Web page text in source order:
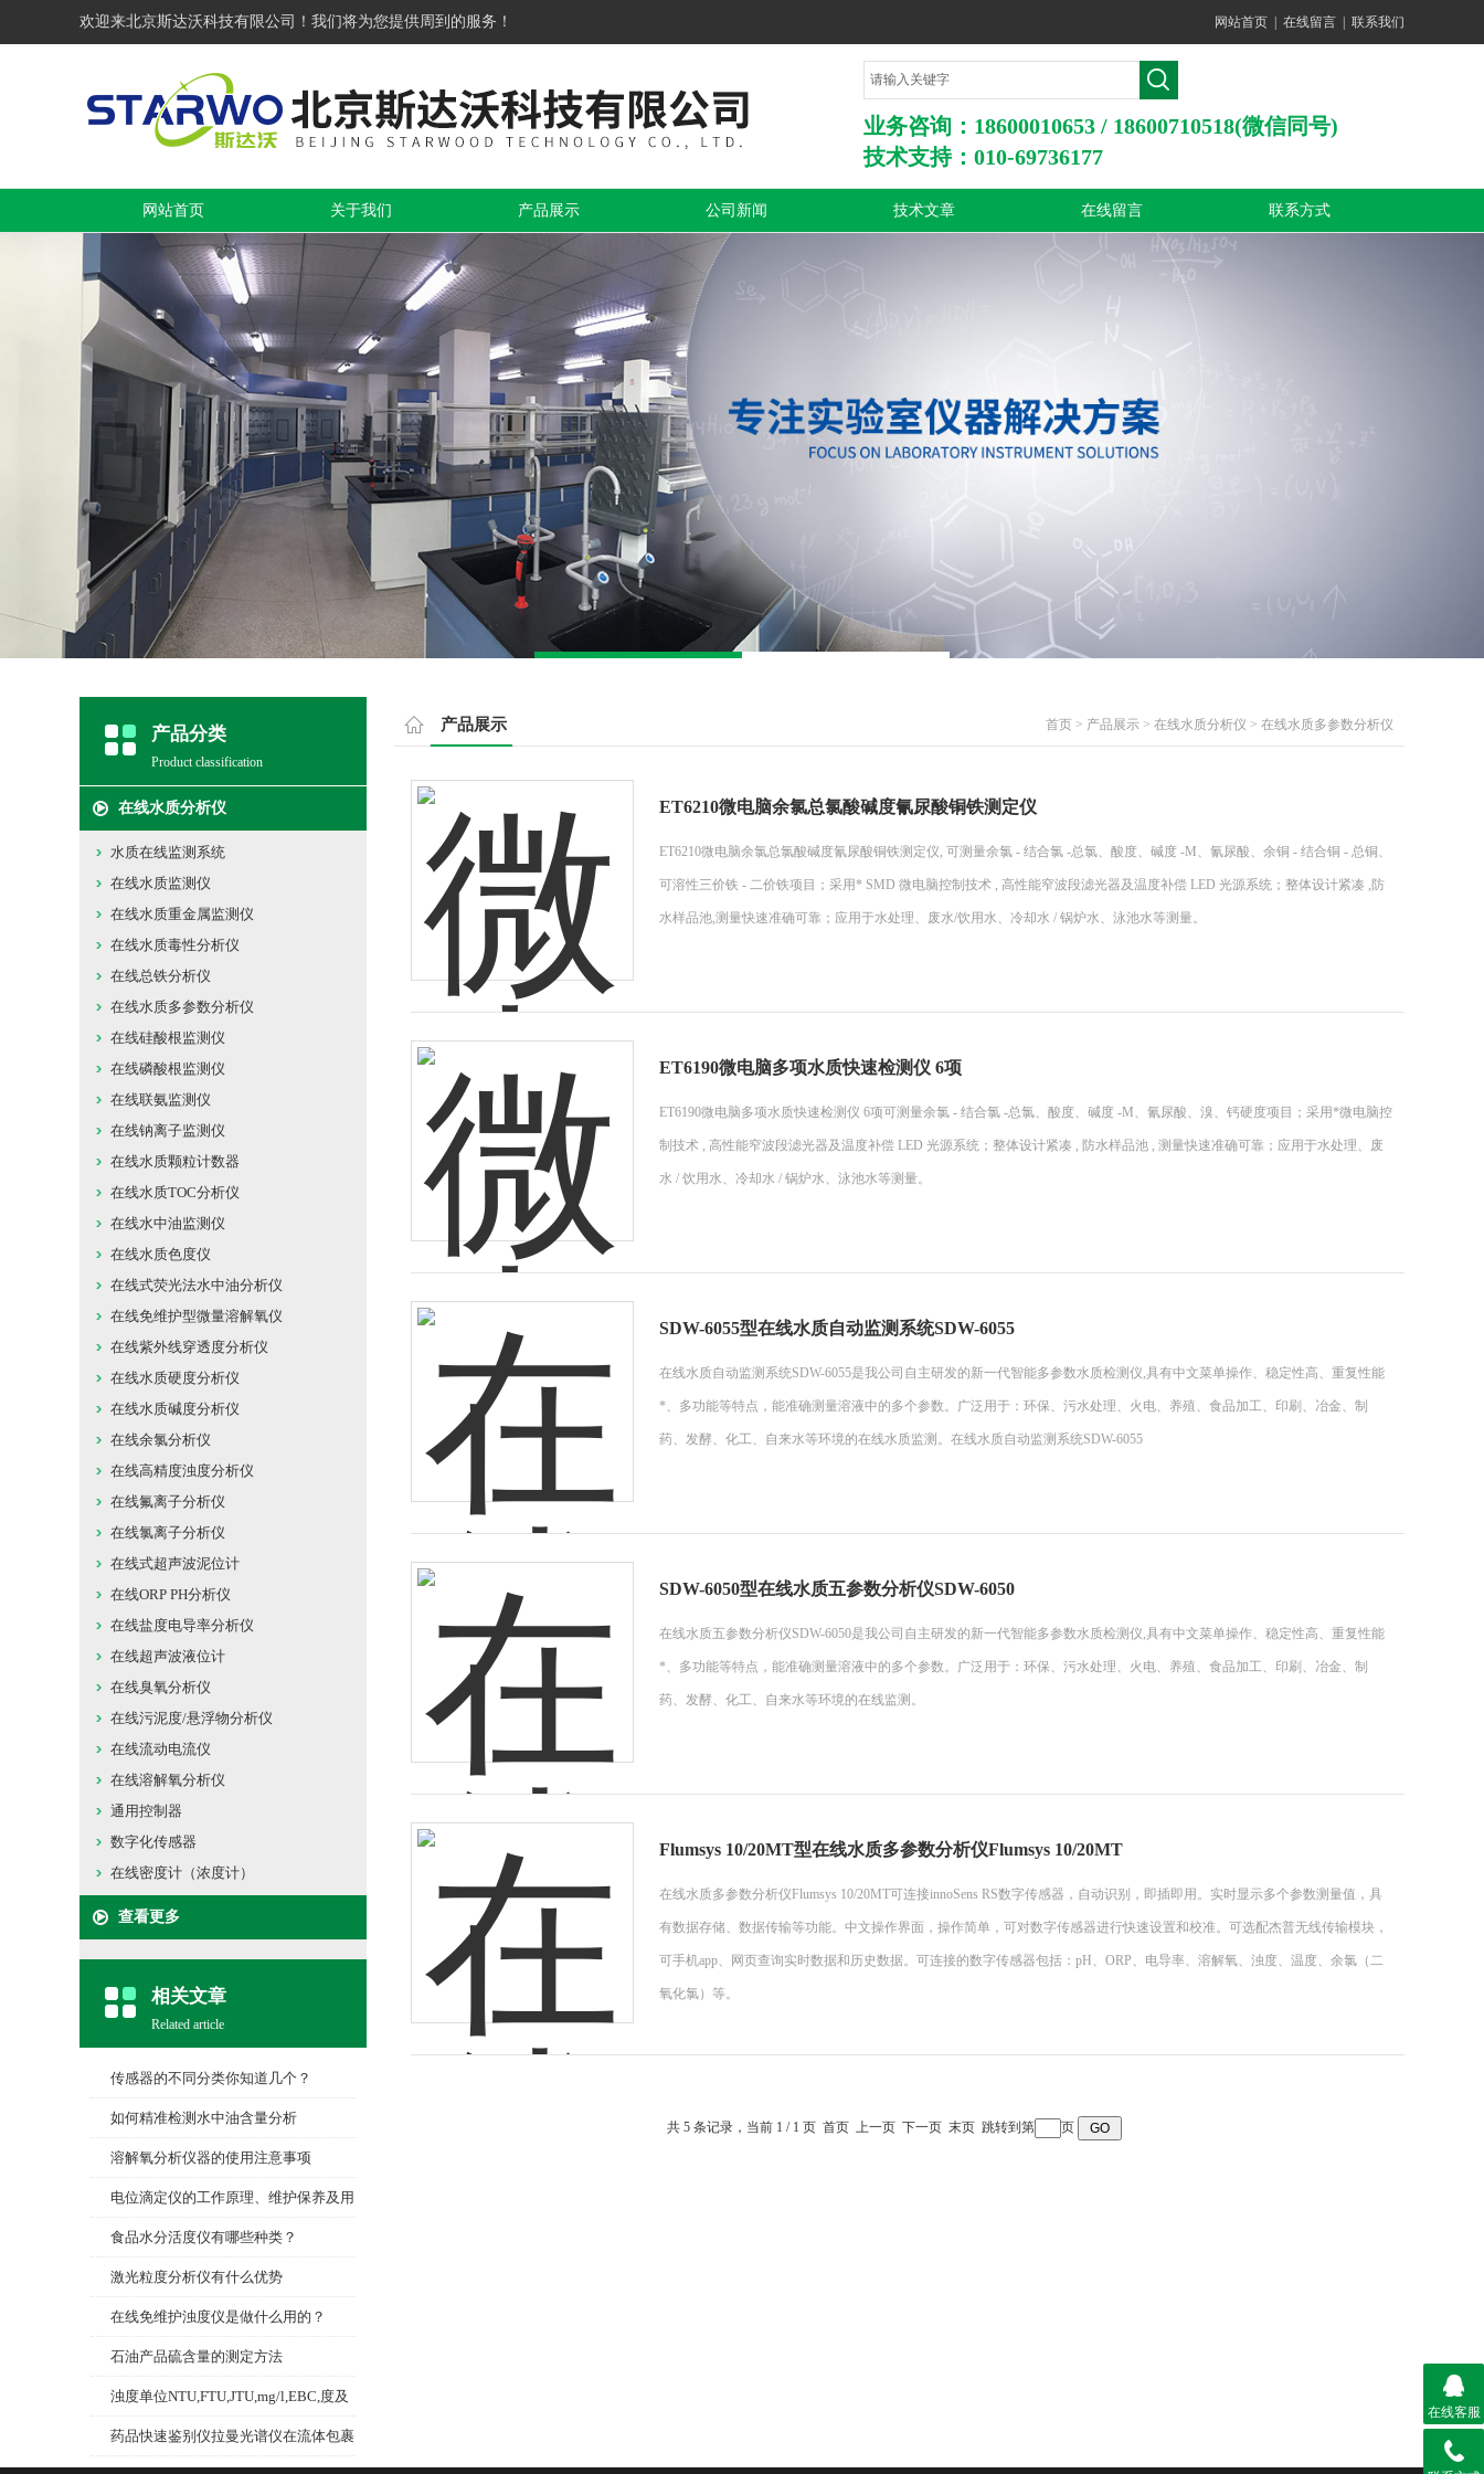
欢迎来北京斯达沃科技有限公司！我们将为您提供周到的服务！ 网站首页 在线留言 联系我们
业务咨询：18600010653 / 18600710518(微信同号)
技术支持：010-69736177
网站首页 关于我们 产品展示 公司新闻 技术文章 在线留言 联系方式
产品分类
Product classification
在线水质分析仪
水质在线监测系统
在线水质监测仪
在线水质重金属监测仪
在线水质毒性分析仪
在线总铁分析仪
在线水质多参数分析仪
在线硅酸根监测仪
在线磷酸根监测仪
在线联氨监测仪
在线钠离子监测仪
在线水质颗粒计数器
在线水质TOC分析仪
在线水中油监测仪
在线水质色度仪
在线式荧光法水中油分析仪
在线免维护型微量溶解氧仪
在线紫外线穿透度分析仪
在线水质硬度分析仪
在线水质碱度分析仪
在线余氯分析仪
在线高精度浊度分析仪
在线氟离子分析仪
在线氯离子分析仪
在线式超声波泥位计
在线ORP PH分析仪
在线盐度电导率分析仪
在线超声波液位计
在线臭氧分析仪
在线污泥度/悬浮物分析仪
在线流动电流仪
在线溶解氧分析仪
通用控制器
数字化传感器
在线密度计（浓度计）
查看更多
相关文章
Related article
传感器的不同分类你知道几个？
如何精准检测水中油含量分析
溶解氧分析仪器的使用注意事项
电位滴定仪的工作原理、维护保养及用
食品水分活度仪有哪些种类？
激光粒度分析仪有什么优势
在线免维护浊度仪是做什么用的？
石油产品硫含量的测定方法
浊度单位NTU,FTU,JTU,mg/l,EBC,度及
相互间的关系
药品快速鉴别仪拉曼光谱仪在流体包裹
产品展示 首页 > 产品展示 > 在线水质分析仪 > 在线水质多参数分析仪
ET6210微电脑余氯总氯酸碱度氰尿酸铜铁测定仪
ET6210微电脑余氯总氯酸碱度氰尿酸铜铁测定仪, 可测量余氯 - 结合氯 -总氯、酸度、碱度 -M、氰尿酸、余铜 - 结合铜 - 总铜、
可溶性三价铁 - 二价铁项目；采用* SMD 微电脑控制技术 , 高性能窄波段滤光器及温度补偿 LED 光源系统；整体设计紧凑 ,防
水样品池,测量快速准确可靠；应用于水处理、废水/饮用水、冷却水 / 锅炉水、泳池水等测量。
ET6190微电脑多项水质快速检测仪 6项
ET6190微电脑多项水质快速检测仪 6项可测量余氯 - 结合氯 -总氯、酸度、碱度 -M、氰尿酸、溴、钙硬度项目；采用*微电脑控
制技术 , 高性能窄波段滤光器及温度补偿 LED 光源系统；整体设计紧凑 , 防水样品池 , 测量快速准确可靠；应用于水处理、废
水 / 饮用水、冷却水 / 锅炉水、泳池水等测量。
SDW-6055型在线水质自动监测系统SDW-6055
在线水质自动监测系统SDW-6055是我公司自主研发的新一代智能多参数水质检测仪,具有中文菜单操作、稳定性高、重复性能
*、多功能等特点，能准确测量溶液中的多个参数。广泛用于：环保、污水处理、火电、养殖、食品加工、印刷、冶金、制
药、发酵、化工、自来水等环境的在线水质监测。在线水质自动监测系统SDW-6055
SDW-6050型在线水质五参数分析仪SDW-6050
在线水质五参数分析仪SDW-6050是我公司自主研发的新一代智能多参数水质检测仪,具有中文菜单操作、稳定性高、重复性能
*、多功能等特点，能准确测量溶液中的多个参数。广泛用于：环保、污水处理、火电、养殖、食品加工、印刷、冶金、制
药、发酵、化工、自来水等环境的在线监测。
Flumsys 10/20MT型在线水质多参数分析仪Flumsys 10/20MT
在线水质多参数分析仪Flumsys 10/20MT可连接innoSens RS数字传感器，自动识别，即插即用。实时显示多个参数测量值，具
有数据存储、数据传输等功能。中文操作界面，操作简单，可对数字传感器进行快速设置和校准。可选配杰普无线传输模块，
可手机app、网页查询实时数据和历史数据。可连接的数字传感器包括：pH、ORP、电导率、溶解氧、浊度、温度、余氯（二
氧化氯）等。
共 5 条记录，当前 1 / 1 页 首页 上一页 下一页 末页 跳转到第 页
在线客服